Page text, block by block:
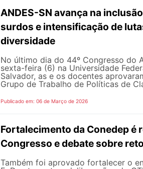
ANDES-SN avança na
surdos e intensificação de
diversidade
No último dia do 44º Congresso do
sexta-feira (6) na Universidade
Salvador, as e os docentes
Grupo de Trabalho de Políticas de
Publicado em: 06 de Março de 2026
Fortalecimento da Conedep é
Congresso e debate sobre
Também foi aprovado fortalecer o